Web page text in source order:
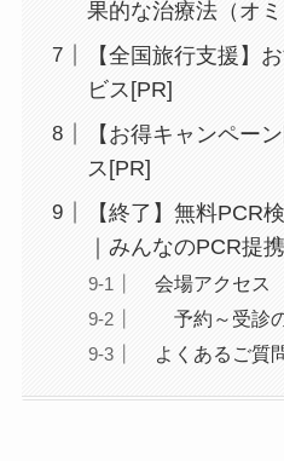
果的な治療法（オミ
【全国旅行支援】
ビス[PR]
【お得キャンペー
ス[PR]
【終了】無料PCR
｜みんなのPCR提
会場アクセス
予約～受診
よくあるご質